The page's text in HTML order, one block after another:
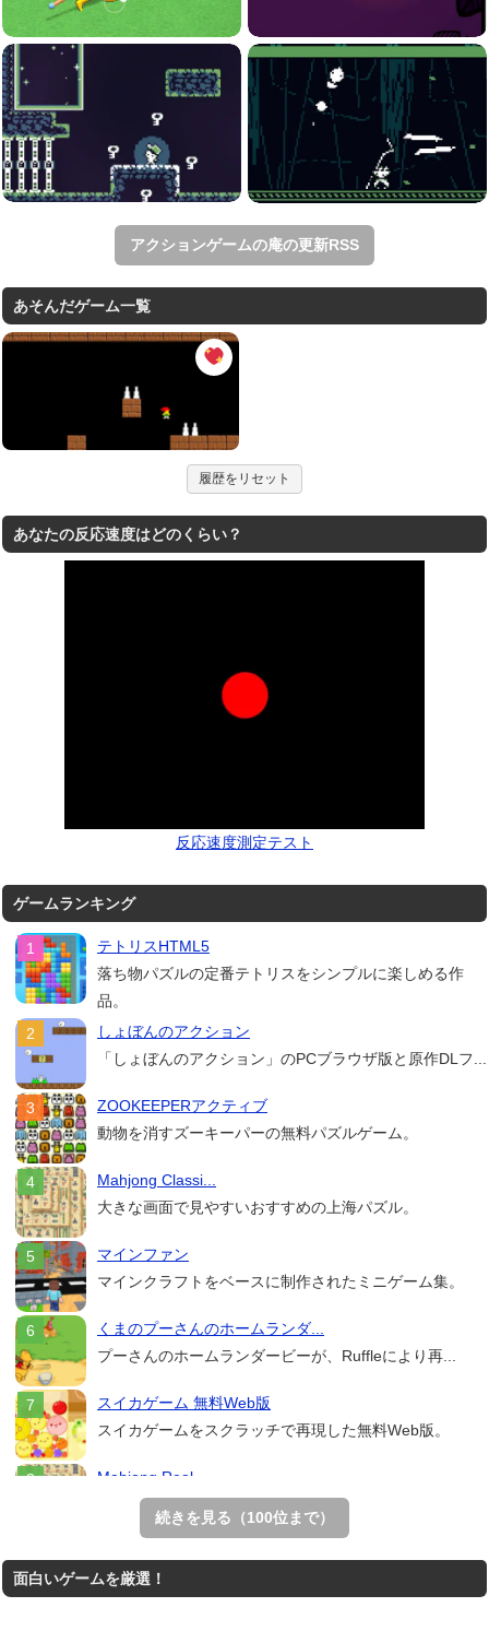
アクションゲームの庵の更新RSS
あそんだゲーム一覧
履歴をリセット
あなたの反応速度はどのくらい？
反応速度測定テスト
ゲームランキング
テトリスHTML5
落ち物パズルの定番テトリスをシンプルに楽しめる作
品。
しょぼんのアクション
「しょぼんのアクション」のPCブラウザ版と原作DLフ...
ZOOKEEPERアクティブ
動物を消すズーキーパーの無料パズルゲーム。
Mahjong Classi...
大きな画面で見やすいおすすめの上海パズル。
マインファン
マインクラフトをベースに制作されたミニゲーム集。
くまのプーさんのホームランダ...
プーさんのホームランダービーが、Ruffleにより再...
スイカゲーム 無料Web版
スイカゲームをスクラッチで再現した無料Web版。
Mahjong Real
リアルな麻雀牌を使う18種類の上海ゲーム。
王国を構築していく放置系のシミュレーションゲーム。
続きを見る（100位まで）
面白いゲームを厳選！